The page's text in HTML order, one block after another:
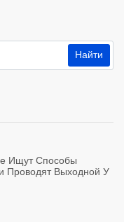
Ищут Способы
Проводят Выходной У